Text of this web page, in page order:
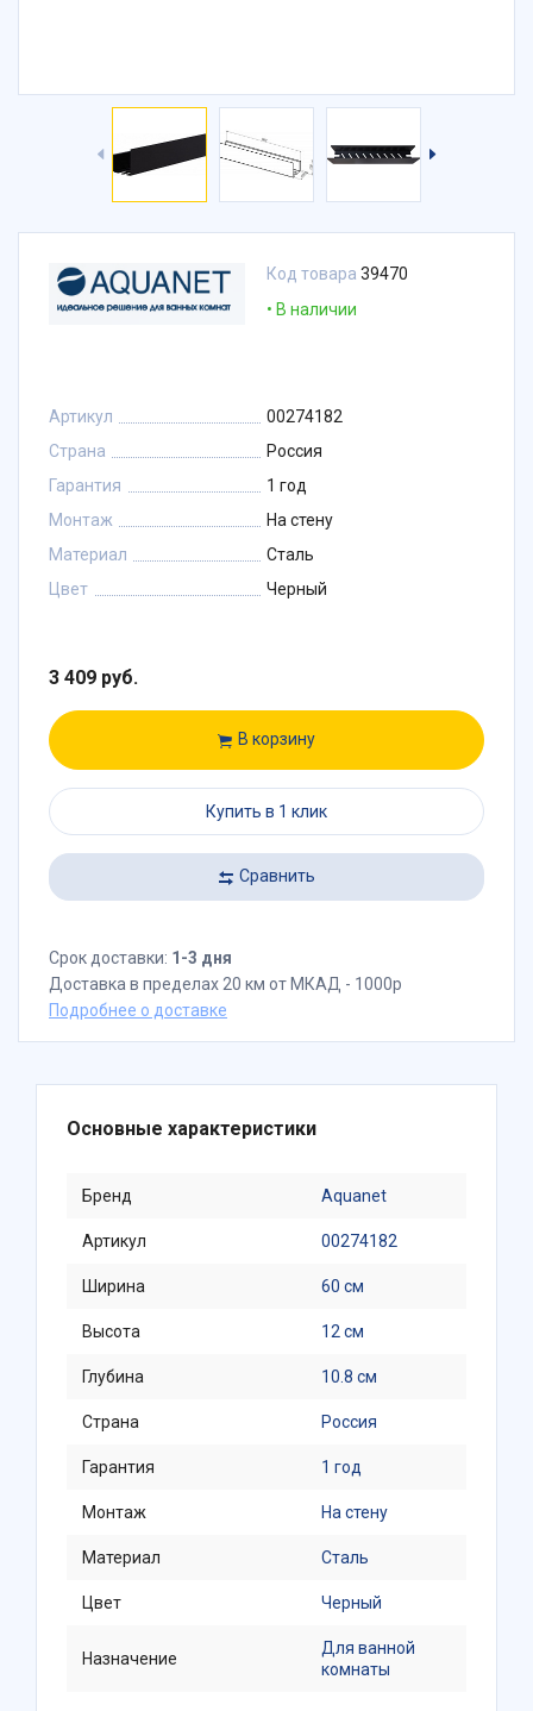
Код товара 39470
В наличии
Артикул
00274182
Страна
Россия
Гарантия
1 год
Монтаж
На стену
Материал
Сталь
Цвет
Черный
3 409 руб.
В корзину
Купить в 1 клик
Сравнить
Срок доставки: 1-3 дня
Доставка в пределах 20 км от МКАД - 1000р
Подробнее о доставке
Основные характеристики
Бренд Aquanet
Артикул 00274182
Ширина 60 см
Высота 12 см
Глубина 10.8 см
Страна Россия
Гарантия 1 год
Монтаж На стену
Материал Сталь
Цвет Черный
Назначение
Для ванной
комнаты